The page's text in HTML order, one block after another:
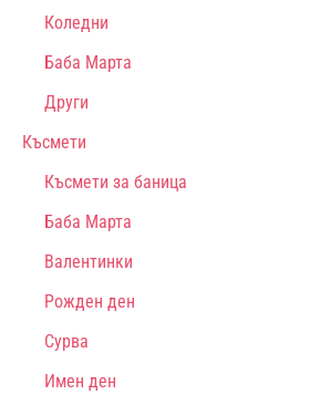
Коледни
Баба Марта
Други
Късмети
Късмети за баница
Баба Марта
Валентинки
Рожден ден
Сурва
Имен ден